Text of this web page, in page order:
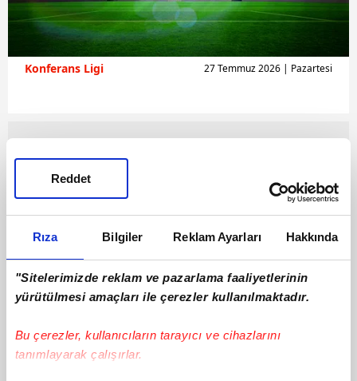
Rıza Bilgiler Reklam Ayarları Hakkında
"Sitelerimizde reklam ve pazarlama faaliyetlerinin
yürütülmesi amaçları ile çerezler kullanılmaktadır.
Bu çerezler, kullanıcıların tarayıcı ve cihazlarını
tanımlayarak çalışırlar.
Reddet
Konferans Ligi 27 Temmuz 2026 | Pazartesi